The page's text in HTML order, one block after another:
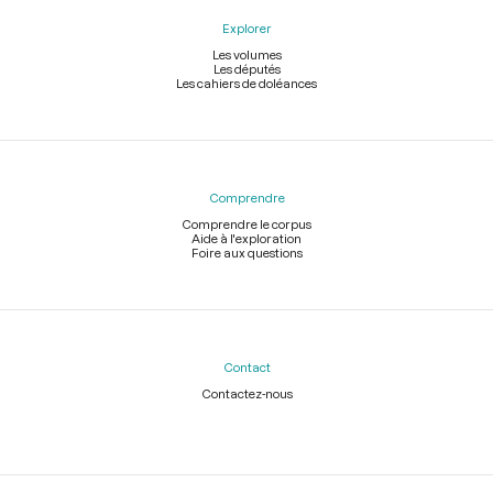
Explorer
Les volumes
Les députés
Les cahiers de doléances
Comprendre
Comprendre le corpus
Aide à l'exploration
Foire aux questions
Contact
Contactez-nous
Légal